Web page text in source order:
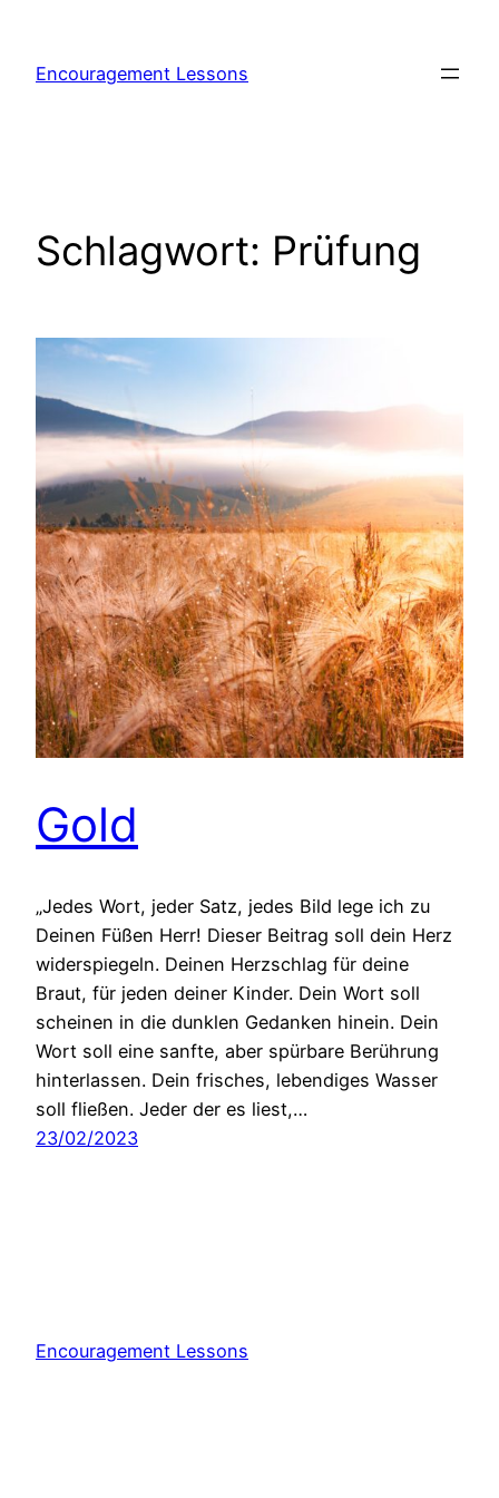
Encouragement Lessons
Schlagwort: Prüfung
Gold
„Jedes Wort, jeder Satz, jedes Bild lege ich zu
Deinen Füßen Herr! Dieser Beitrag soll dein Herz
widerspiegeln. Deinen Herzschlag für deine
Braut, für jeden deiner Kinder. Dein Wort soll
scheinen in die dunklen Gedanken hinein. Dein
Wort soll eine sanfte, aber spürbare Berührung
hinterlassen. Dein frisches, lebendiges Wasser
soll fließen. Jeder der es liest,…
23/02/2023
Encouragement Lessons